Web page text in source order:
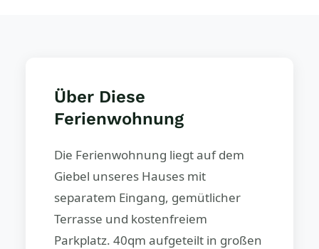
Über Diese
Ferienwohnung
Die Ferienwohnung liegt auf dem
Giebel unseres Hauses mit
separatem Eingang, gemütlicher
Terrasse und kostenfreiem
Parkplatz. 40qm aufgeteilt in großen